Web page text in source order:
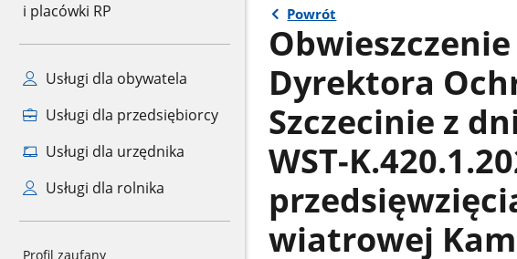
i placówki RP
Usługi dla obywatela
Usługi dla przedsiębiorcy
Usługi dla urzędnika
Usługi dla rolnika
Profil zaufany
Powrót
Dyrektora
Szczecinie z
WST-
wiatrowej